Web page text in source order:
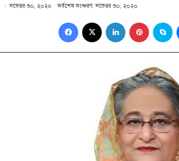
নভেম্বর ৩০, ২০২০ সর্বশেষ সংষ্করণ: নভেম্বর ৩০, ২০২০
Facebook LinkedIn Pinterest